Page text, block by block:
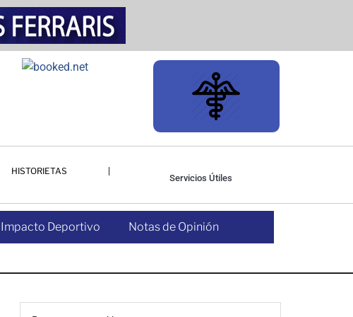
HISTORIETAS
Servicios Útiles
Impacto Deportivo Notas de Opinión